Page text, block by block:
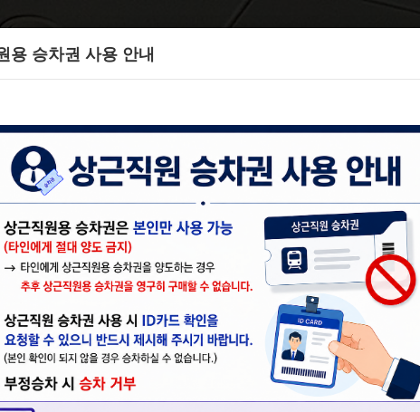
이용안내
서울공항리무진만의 편의성을 알아보세요.
요금, 할인 요금 안내
용 승차권 사용 안내